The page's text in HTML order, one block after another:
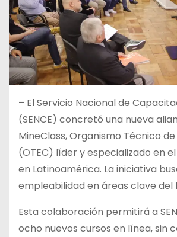
– El Servicio Nacional de
(SENCE) concretó una nueva
MineClass, Organismo Técnico
(OTEC) líder y especializado en
en Latinoamérica. La iniciativa
empleabilidad en áreas clave del
Esta colaboración permitirá a
ocho nuevos cursos en línea, sin